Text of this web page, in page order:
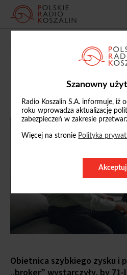
Szanowny
Radio Koszalin S.A. informuje, iż
roku wprowadza aktualizację
zabezpieczeń w zakresie
Więcej na stronie Polityka
Obiecał szybki zysk,
71-latek stracił 11
08/05/2026, 08:06
Obietnica szybkiego zysku i
„broker” wystarczyły, by